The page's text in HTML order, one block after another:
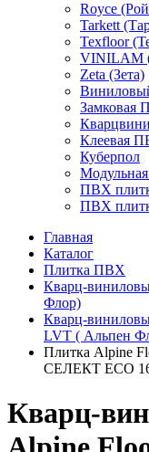
Royce
Tarkett
Texfloor
VINILAM
Zeta (Зета)
Замковая
Клеевая
Куберпол
ПВХ
ПВХ
Главная
Каталог
Плитка ПВХ
Кварц-
Флор)
Кварц-
LVT ( Альпен
Плитка Alpine
СЕЛЕКТ ЕСО
Кварц-